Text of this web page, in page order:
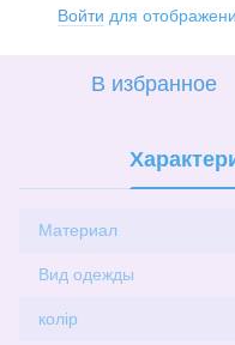
Войти для
В избранное
Материал
Вид одежды
колір